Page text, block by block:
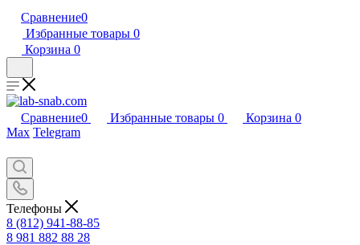
Сравнение0
Избранные товары 0
Корзина 0
Сравнение0 Избранные товары 0 Корзина 0
Max Telegram
Телефоны
8 (812) 941-88-85
8 981 882 88 28